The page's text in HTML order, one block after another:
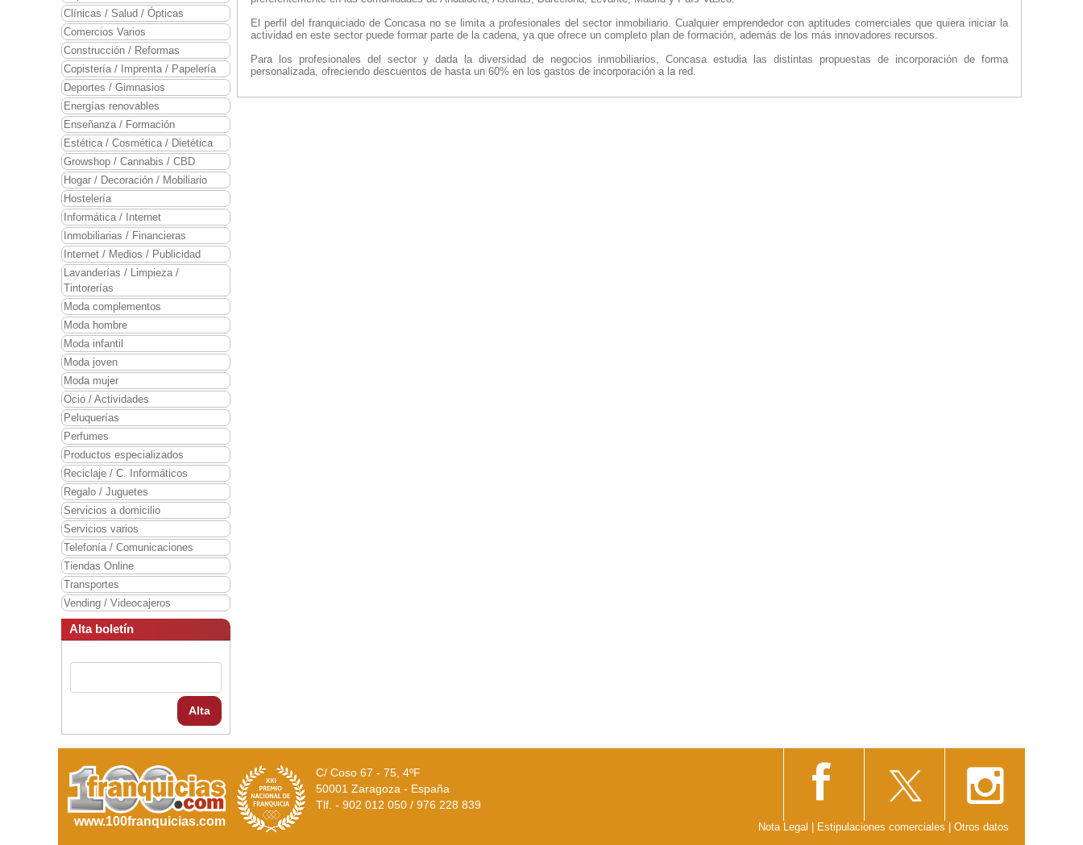
Clínicas / Salud / Ópticas
Comercios Varios
Construcción / Reformas
Copistería / Imprenta / Papelería
Deportes / Gimnasios
Energías renovables
Enseñanza / Formación
Estética / Cosmética / Dietética
Growshop / Cannabis / CBD
Hogar / Decoración / Mobiliario
Hostelería
Informática / Internet
Inmobiliarias / Financieras
Internet / Medios / Publicidad
Lavanderías / Limpieza /
Tintorerías
Moda complementos
Moda hombre
Moda infantil
Moda joven
Moda mujer
Ocio / Actividades
Peluquerías
Perfumes
Productos especializados
Reciclaje / C. Informáticos
Regalo / Juguetes
Servicios a domicilio
Servicios varios
Telefonía / Comunicaciones
Tiendas Online
Transportes
Vending / Videocajeros
Alta boletín
Alta
El perfil del franquiciado de Concasa no se limita a profesionales del sector inmobiliario. Cualquier emprendedor con aptitudes comerciales que quiera iniciar la
actividad en este sector puede formar parte de la cadena, ya que ofrece un completo plan de formación, además de los más innovadores recursos.
Para los profesionales del sector y dada la diversidad de negocios inmobiliarios, Concasa estudia las distintas propuestas de incorporación de forma
personalizada, ofreciendo descuentos de hasta un 60% en los gastos de incorporación a la red.
www.100franquicias.com
C/ Coso 67 - 75, 4ºF
50001 Zaragoza - España
Tlf. - 902 012 050 / 976 228 839
Nota Legal Estipulaciones comerciales Otros datos